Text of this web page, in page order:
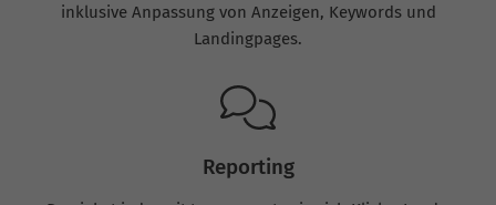
inklusive Anpassung von Anzeigen, Keywords und
Landingpages.
Reporting